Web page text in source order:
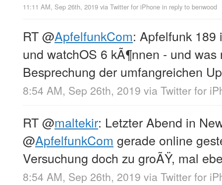
11:11 AM, Sep 26th, 2019 via Twitter for iPhone in reply to benwood
RT@ApfelfunkCom: Apfelfunk 189
und watchOS 6 kÃ¶nnen - und was
Besprechung der umfangreichen
8:54 AM, Sep 26th, 2019 via Twitter for
RT@maltekir: Letzter Abend in
@ApfelfunkCom gerade online
Versuchung doch zu groÃŸ, mal
8:54 AM, Sep 26th, 2019 via Twitter for